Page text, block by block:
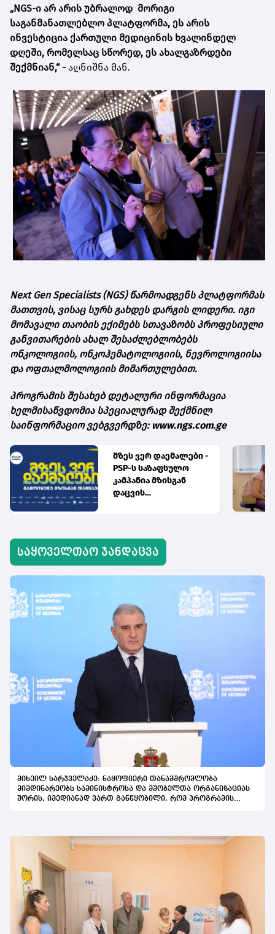
„NGS-ი არ არის უბრალოდ მორიგი
საგანმანათლებლო პლატფორმა, ეს არის
ინვესტიცია ქართული მედიცინის ხვალინდელ
დღეში, რომელსაც სწორედ, ეს ახალგაზრდები
შექმნიან,“ -აღნიშნა მან.
Next Gen Specialists (NGS) წარმოადგენს პლატფორმას
მათთვის, ვისაც სურს გახდეს დარგის ლიდერი. იგი
მომავალი თაობის ექიმებს სთავაზობს პროფესიული
განვითარების ახალ შესაძლებლობებს
ონკოლოგიის, ონკოჰემატოლოგიის, ნევროლოგიისა
და ოფთალმოლოგიის მიმართულებით.
პროგრამის შესახებ დეტალური ინფორმაცია
ხელმისაწვდომია სპეციალურად შექმნილ
საინფორმაციო ვებგვერდზე: www.ngs.com.ge
მზეს ვერ დაემალები -
PSP-ს საზაფხულო
კამპანია მზისგან
დაცვის
საყოველთაო ჯანდაცვა
მიხეილ სარჯველაძე: ნაყოფიერი თანამშრომლობა
მიმდინარეობს სამინისტროსა და მშობელთა ორგანიზაციას
შორის, იმედიანად ვართ განწყობილი, რომ პროგრამის